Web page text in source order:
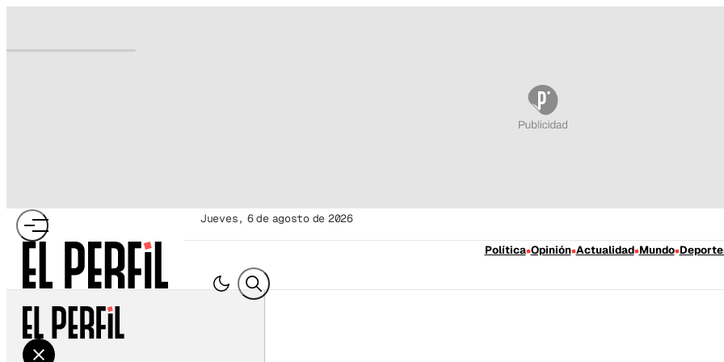
jueves, 6 de agosto de 2026
Política Opinión Actualidad Mundo